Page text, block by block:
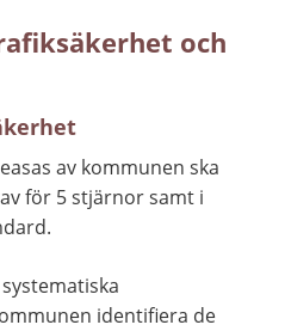
och
av kommunen ska
för 5 stjärnor samt i
identifiera de